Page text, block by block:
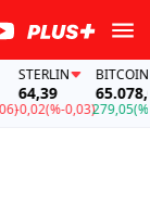
STERLIN
64,39
-0,02(%-0,03)
BITCOIN
65.078,07
279,05